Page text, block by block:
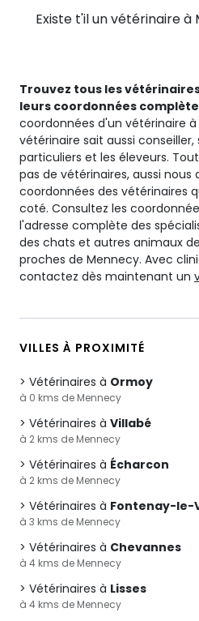
Existe t'il un vétérinaire à
Trouvez tous les
leurs coordonnées
coordonnées d'un vétérinaire
vétérinaire sait aussi
particuliers et les éleveurs.
pas de vétérinaires, aussi nous
coordonnées des vétérinaires
coté. Consultez les
l'adresse complète des
des chats et autres animaux
proches de Mennecy. Avec
contactez dès maintenant un
VILLES À PROXIMITÉ
Vétérinaires à Ormoy
à 0 kms de Mennecy
Vétérinaires à Villabé
à 2 kms de Mennecy
Vétérinaires à Écharcon
à 2 kms de Mennecy
Vétérinaires à Fontenay-le-
à 3 kms de Mennecy
Vétérinaires à Chevannes
à 4 kms de Mennecy
Vétérinaires à Lisses
à 4 kms de Mennecy